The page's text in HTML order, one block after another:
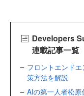
Developers
連載記事一覧
フロントエンド
策方法を解説
AIの第一人者松原